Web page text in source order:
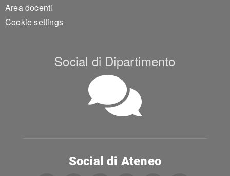
Area docenti
Cookie settings
Social di Dipartimento
Social di Ateneo